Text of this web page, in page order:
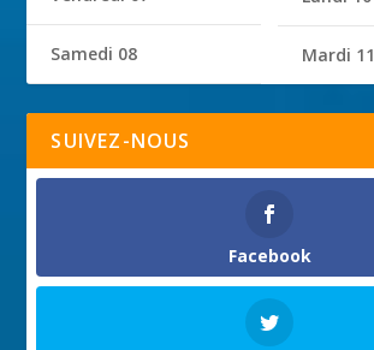
Samedi 08 Mardi 11
SUIVEZ-NOUS
Facebook